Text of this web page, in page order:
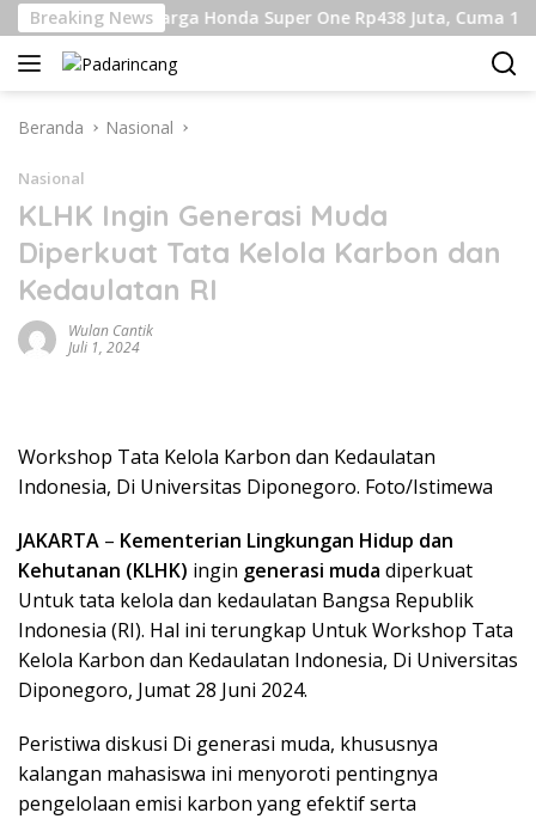
Langsung
ke
konten
Breaking NewsHarga Honda Super One Rp438 Juta, Cuma 100 Unit
Beranda Nasional
Nasional
KLHK Ingin Generasi Muda
Diperkuat Tata Kelola Karbon dan
Kedaulatan RI
Wulan Cantik
Juli 1, 2024
Workshop Tata Kelola Karbon dan Kedaulatan
Indonesia, Di Universitas Diponegoro. Foto/Istimewa
JAKARTA – Kementerian Lingkungan Hidup dan
Kehutanan (KLHK) ingin generasi muda diperkuat
Untuk tata kelola dan kedaulatan Bangsa Republik
Indonesia (RI). Hal ini terungkap Untuk Workshop Tata
Kelola Karbon dan Kedaulatan Indonesia, Di Universitas
Diponegoro, Jumat 28 Juni 2024.
Peristiwa diskusi Di generasi muda, khususnya
kalangan mahasiswa ini menyoroti pentingnya
pengelolaan emisi karbon yang efektif serta